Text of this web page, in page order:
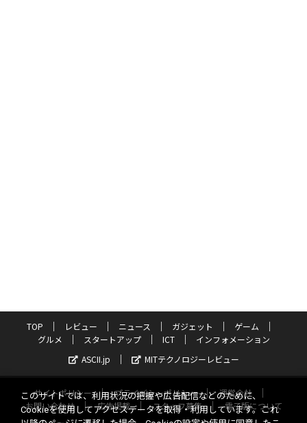
TOP レビュー ニュース ガジェット
ゲーム
グルメ
スタートアップ ICT
インフォメーション
ASCII.jp
MITテクノロジーレビュー
サイトポリシー プライバシーポリシー
運営会社
お問い合わせ
広告掲載 スタッフ募集
電子版について
このサイトでは、利用状況の把握や広告配信などのために、
Cookieを使用してアクセスデータを取得・利用しています。これ